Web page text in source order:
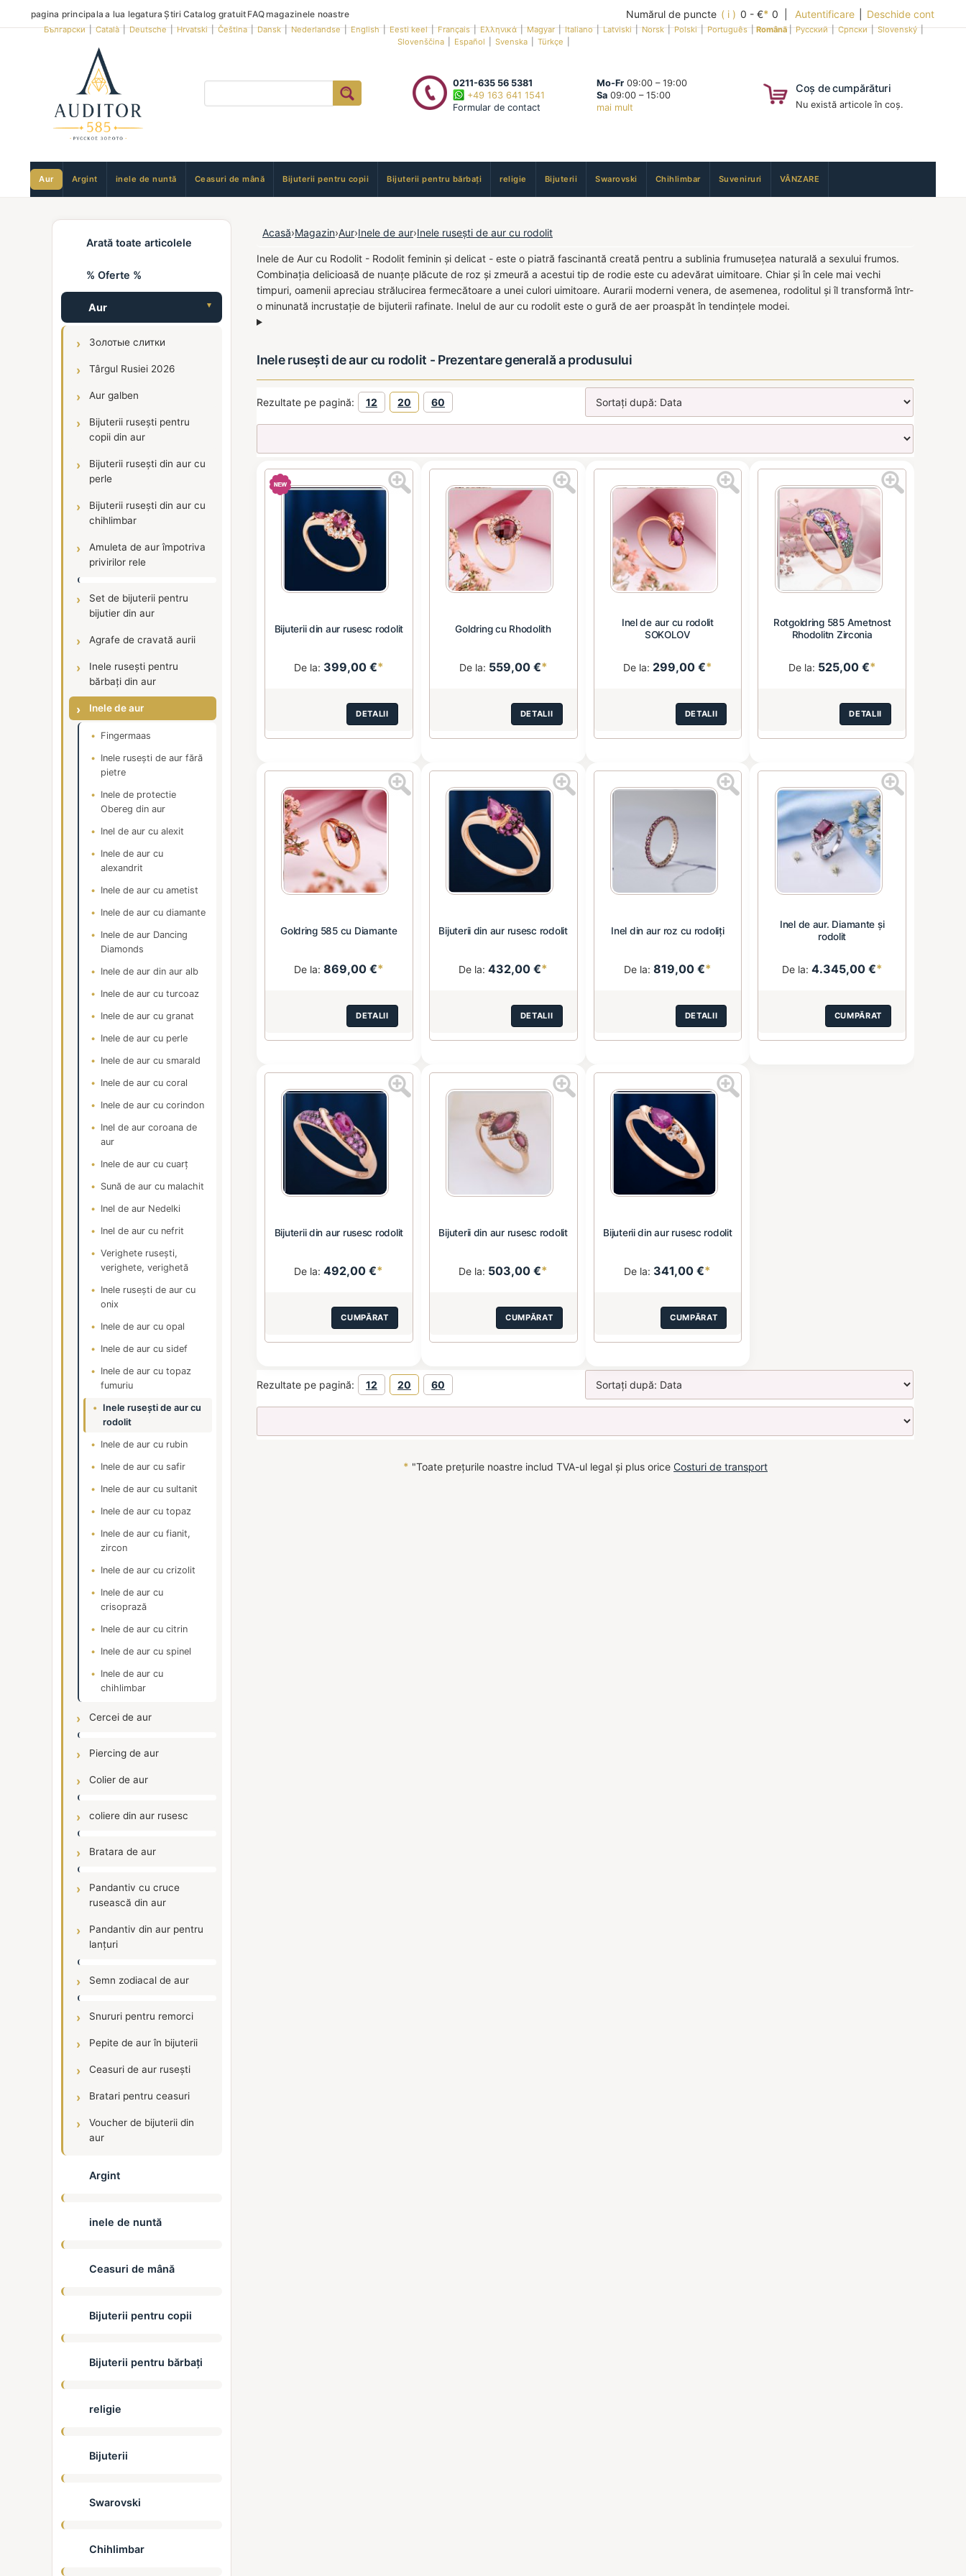
pagina principala a lua legatura Știri Catalog gratuit FAQmagazinele noastre Numărul de puncte ( i ) 0 - €* 0 | Autentificare Deschide cont
Български|Català|Deutsche|Hrvatski|Čeština|Dansk|Nederlandse|English|Eesti keel|Français|Ελληνικά|Magyar|Italiano|Latviski|Norsk|Polski|Português|Română|Русский|Српски|Slovenský|
Slovenščina
Español Svenska Türkçe
0211-635 56 5381
+49 163 641 1541
Formular de contact
Mo-Fr09:00 – 19:00
Sa09:00 – 15:00
mai mult
Coș de cumpărături
Nu există articole în coș.
Aur Argint inele de nuntă Ceasuri de mână Bijuterii pentru copii Bijuterii pentru bărbați religie Bijuterii Swarovski Chihlimbar Suveniruri VÂNZARE
Arată toate articolele
% Oferte %
Aur
Золотые слитки
Târgul Rusiei 2026
Aur galben
Bijuterii rusești pentru
copii din aur
Bijuterii rusești din aur cu
perle
Bijuterii rusești din aur cu
chihlimbar
Amuleta de aur împotriva
privirilor rele
Set de bijuterii pentru
bijutier din aur
Agrafe de cravată aurii
Inele rusești pentru
bărbați din aur
Inele de aur
Fingermaas
Inele rusești de aur fără
pietre
Inele de protectie
Obereg din aur
Inel de aur cu alexit
Inele de aur cu
alexandrit
Inele de aur cu ametist
Inele de aur cu diamante
Inele de aur Dancing
Diamonds
Inele de aur din aur alb
Inele de aur cu turcoaz
Inele de aur cu granat
Inele de aur cu perle
Inele de aur cu smarald
Inele de aur cu coral
Inele de aur cu corindon
Inel de aur coroana de
aur
Inele de aur cu cuarț
Sună de aur cu malachit
Inel de aur Nedelki
Inel de aur cu nefrit
Verighete rusești,
verighete, verighetă
Inele rusești de aur cu
onix
Inele de aur cu opal
Inele de aur cu sidef
Inele de aur cu topaz
fumuriu
Inele rusești de aur cu
rodolit
Inele de aur cu rubin
Inele de aur cu safir
Inele de aur cu sultanit
Inele de aur cu topaz
Inele de aur cu fianit,
zircon
Inele de aur cu crizolit
Inele de aur cu
crisoprază
Inele de aur cu citrin
Inele de aur cu spinel
Inele de aur cu
chihlimbar
Cercei de aur
Piercing de aur
Colier de aur
coliere din aur rusesc
Bratara de aur
Pandantiv cu cruce
rusească din aur
Pandantiv din aur pentru
lanțuri
Semn zodiacal de aur
Snururi pentru remorci
Pepite de aur în bijuterii
Ceasuri de aur rusești
Bratari pentru ceasuri
Voucher de bijuterii din
aur
Argint
inele de nuntă
Ceasuri de mână
Bijuterii pentru copii
Bijuterii pentru bărbați
religie
Bijuterii
Swarovski
Chihlimbar
Acasă›Magazin›Aur›Inele de aur›Inele rusești de aur cu rodolit
Inele de Aur cu Rodolit - Rodolit feminin și delicat - este o piatră fascinantă creată pentru a sublinia frumusețea naturală a sexului frumos.
Combinația delicioasă de nuanțe plăcute de roz și zmeură a acestui tip de rodie este cu adevărat uimitoare. Chiar și în cele mai vechi
timpuri, oamenii apreciau strălucirea fermecătoare a unei culori uimitoare. Aurarii moderni venera, de asemenea, rodolitul și îl transformă într-
o minunată incrustație de bijuterii rafinate. Inelul de aur cu rodolit este o gură de aer proaspăt în tendințele modei.
Inele rusești de aur cu rodolit - Prezentare generală a produsului
Rezultate pe pagină: 12 20 60
Bijuterii din aur rusesc rodolit
De la: 399,00 €*
DETALII
Goldring cu Rhodolith
De la: 559,00 €*
DETALII
Inel de aur cu rodolit
SOKOLOV
De la: 299,00 €*
DETALII
Rotgoldring 585 Ametnost
Rhodolitn Zirconia
De la: 525,00 €*
DETALII
Goldring 585 cu Diamante
De la: 869,00 €*
DETALII
Bijuterii din aur rusesc rodolit
De la:432,00 €*
DETALII
Inel din aur roz cu rodoliți
De la: 819,00 €*
DETALII
Inel de aur. Diamante și
rodolit
De la: 4.345,00 €*
CUMPĂRAT
Bijuterii din aur rusesc rodolit
De la:492,00 €*
CUMPĂRAT
Bijuterii din aur rusesc rodolit
De la: 503,00 €*
CUMPĂRAT
Bijuterii din aur rusesc rodolit
De la: 341,00 €*
CUMPĂRAT
Rezultate pe pagină: 12 20 60
* "Toate prețurile noastre includ TVA-ul legal și plus orice Costuri de transport